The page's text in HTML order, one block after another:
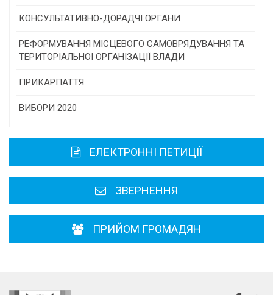
Програми/конкурси МТД
КОНСУЛЬТАТИВНО-ДОРАДЧІ ОРГАНИ
Консультативна рада
РЕФОРМУВАННЯ МІСЦЕВОГО САМОВРЯДУВАННЯ ТА
ТЕРИТОРІАЛЬНОЇ ОРГАНІЗАЦІЇ ВЛАДИ
ПРИКАРПАТТЯ
Історична довідка
Районні, міські ради
ВИБОРИ 2020
ЕЛЕКТРОННІ ПЕТИЦІЇ
ЗВЕРНЕННЯ
ПРИЙОМ ГРОМАДЯН